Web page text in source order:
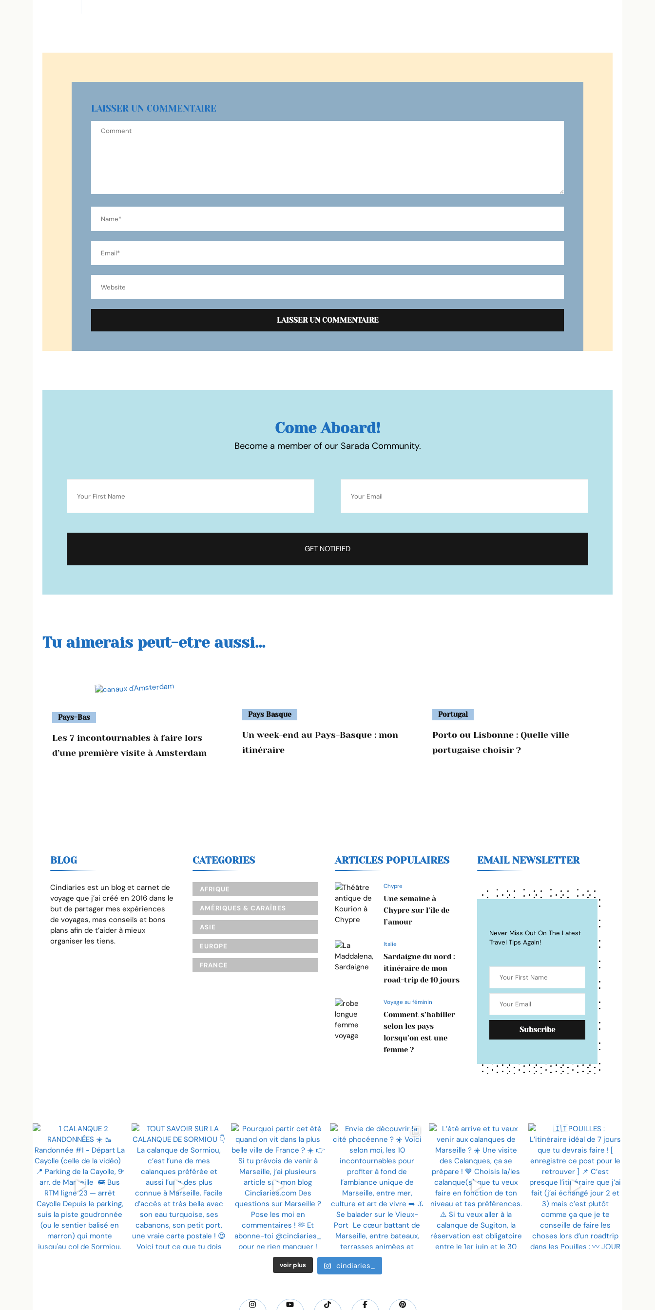
LAISSER UN COMMENTAIRE
Come Aboard!
Become a member of our Sarada Community.
Tu aimerais peut-etre aussi...
Pays-Bas
Les 7 incontournables à faire lors
d’une première visite à Amsterdam
Pays Basque
Un week-end au Pays-Basque : mon
itinéraire
Portugal
Porto ou Lisbonne : Quelle ville
portugaise choisir ?
BLOG
Cindiaries est un blog et carnet de
voyage que j’ai créé en 2016 dans le
but de partager mes expériences
de voyages, mes conseils et bons
plans afin de t’aider à mieux
organiser les tiens.
CATEGORIES
AFRIQUE
AMÉRIQUES & CARAÏBES
ASIE
EUROPE
FRANCE
ARTICLES POPULAIRES
Chypre
Une semaine à
Chypre sur l’île de
l’amour
Italie
Sardaigne du nord :
itinéraire de mon
road-trip de 10 jours
Voyage au féminin
Comment s’habiller
selon les pays
lorsqu’on est une
femme ?
EMAIL NEWSLETTER
Never Miss Out On The Latest
Travel Tips Again!
voir plus cindiaries_